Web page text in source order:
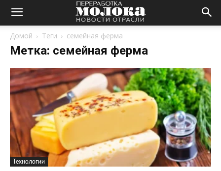
Домой Теги семейная ферма
Метка: семейная ферма
Технологии